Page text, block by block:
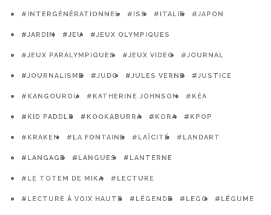
#INTERGÉNÉRATIONNEL #ISS #ITALIE #JAPON
#JARDIN #JEU #JEUX OLYMPIQUES
#JEUX PARALYMPIQUES #JEUX VIDEO #JOURNAL
#JOURNALISME #JUDO #JULES VERNE #JUSTICE
#KANGOUROU #KATHERINE JOHNSON #KÉA
#KID PADDLE #KOOKABURRA #KORA #KPOP
#KRAKEN #LA FONTAINE #LAÏCITÉ #LANDART
#LANGAGE #LANGUES #LANTERNE
#LE TOTEM DE MIKA #LECTURE
#LECTURE À VOIX HAUTE #LÉGENDE #LEGO #LÉGUME